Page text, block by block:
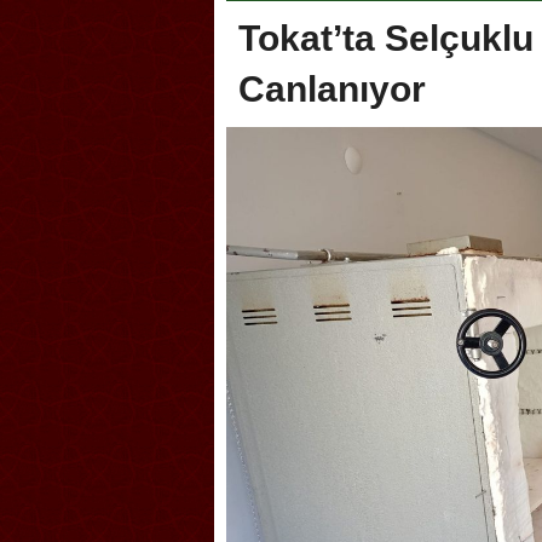
Tokat’ta
Canlanıyor
Torreira gözyaşlarıyla